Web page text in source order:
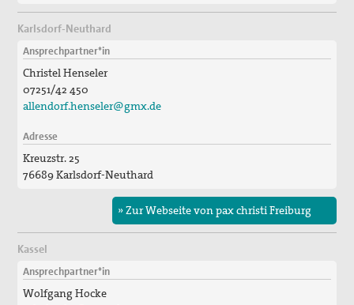
Karlsdorf-Neuthard
Ansprechpartner*in
Christel Henseler
07251/42 450
allendorf.henseler@gmx.de
Adresse
Kreuzstr. 25
76689 Karlsdorf-Neuthard
» Zur Webseite von pax christi Freiburg
Kassel
Ansprechpartner*in
Wolfgang Hocke